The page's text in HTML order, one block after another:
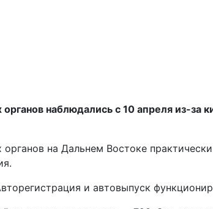
наблюдались с 10 апреля из-за
на Дальнем Востоке
и автовыпуск